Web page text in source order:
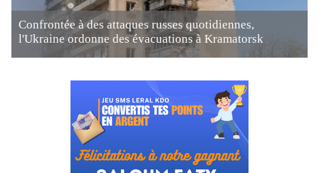
Confrontée à des attaques russes quotidiennes,
l'Ukraine ordonne des évacuations à Kramatorsk